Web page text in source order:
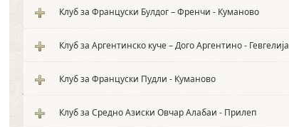
Клуб за Француски Булдог – Френчи - Куманово
Клуб за Аргентинско куче – Дого Аргентино - Гевгелија
Клуб за Француски Пудли - Куманово
Клуб за Средно Азиски Овчар Алабаи - Прилеп